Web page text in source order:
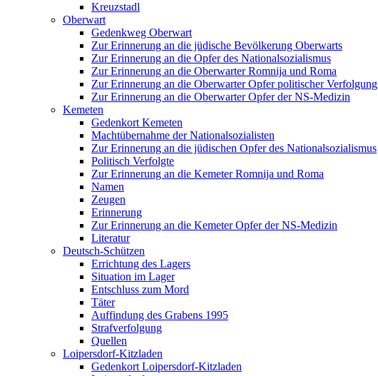
Kreuzstadl
Oberwart
Gedenkweg Oberwart
Zur Erinnerung an die jüdische Bevölkerung Oberwarts
Zur Erinnerung an die Opfer des Nationalsozialismus
Zur Erinnerung an die Oberwarter Romnija und Roma
Zur Erinnerung an die Oberwarter Opfer politischer Verfolgung
Zur Erinnerung an die Oberwarter Opfer der NS-Medizin
Kemeten
Gedenkort Kemeten
Machtübernahme der Nationalsozialisten
Zur Erinnerung an die jüdischen Opfer des Nationalsozialismus
Politisch Verfolgte
Zur Erinnerung an die Kemeter Romnija und Roma
Namen
Zeugen
Erinnerung
Zur Erinnerung an die Kemeter Opfer der NS-Medizin
Literatur
Deutsch-Schützen
Errichtung des Lagers
Situation im Lager
Entschluss zum Mord
Täter
Auffindung des Grabens 1995
Strafverfolgung
Quellen
Loipersdorf-Kitzladen
Gedenkort Loipersdorf-Kitzladen